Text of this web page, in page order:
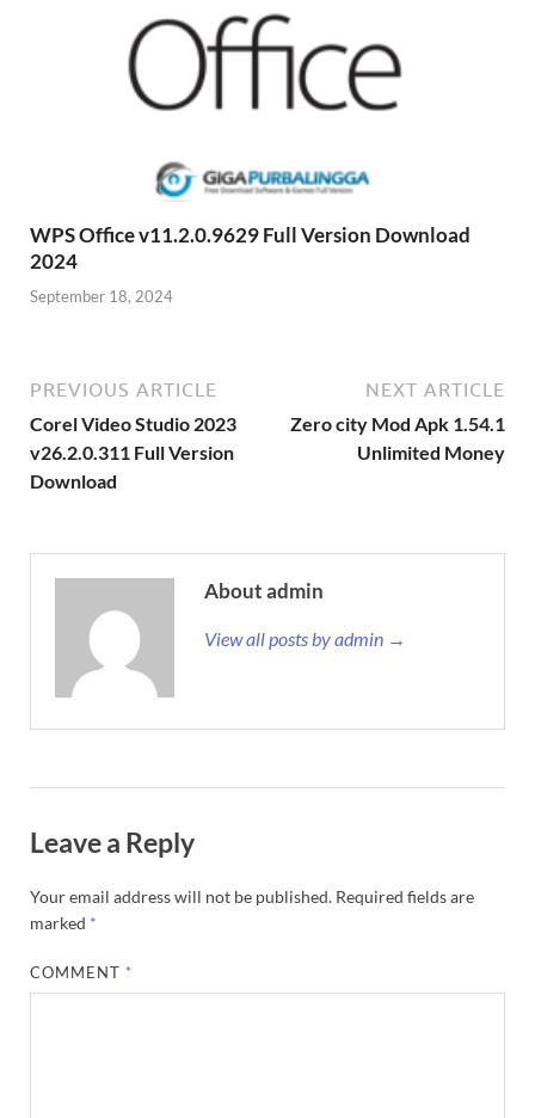
WPS Office v11.2.0.9629 Full Version Download
2024
September 18, 2024
PREVIOUS ARTICLE
Corel Video Studio 2023
v26.2.0.311 Full Version
Download
NEXT ARTICLE
Zero city Mod Apk 1.54.1
Unlimited Money
About admin
View all posts by admin →
Leave a Reply
Your email address will not be published. Required fields are
marked *
COMMENT *